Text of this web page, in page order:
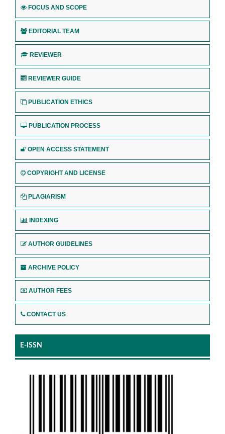
FOCUS AND SCOPE
EDITORIAL TEAM
REVIEWER
REVIEWER GUIDE
PUBLICATION ETHICS
PUBLICATION PROCESS
OPEN ACCESS STATEMENT
COPYRIGHT AND LICENSE
PLAGIARISM
INDEXING
AUTHOR GUIDELINES
ARCHIVE POLICY
AUTHOR FEES
CONTACT US
E-ISSN